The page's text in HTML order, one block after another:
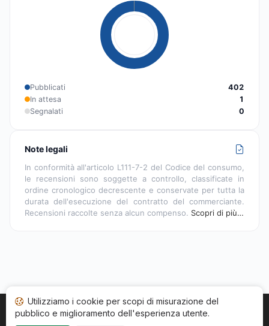
Pubblicati
402
In attesa
1
Segnalati
0
Note legali
In conformità all'articolo L111-7-2 del Codice del consumo,
le recensioni sono soggette a controllo, classificate in
ordine cronologico decrescente e conservate per tutta la
durata dell'esecuzione del contratto del commerciante.
Recensioni raccolte senza alcun compenso. Scopri di più…
Home Stato recensioni Categorie CGU
Utilizziamo i cookie per scopi di misurazione del
pubblico e miglioramento dell'esperienza utente.